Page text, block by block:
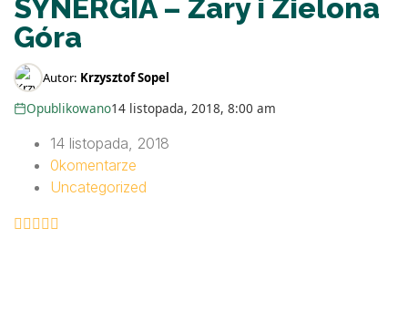
SYNERGIA – Żary i Zielona
Góra
Autor: Krzysztof Sopel
Opublikowano14 listopada, 2018, 8:00 am
14 listopada, 2018
0komentarze
Uncategorized